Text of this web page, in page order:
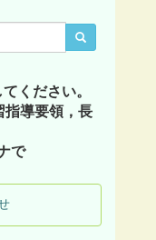
ください。
指導要領，長
で